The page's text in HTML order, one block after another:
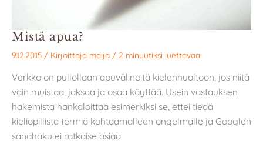
Mistä apua?
9.12.2015 / Kirjoittaja maija / 2 minuutiksi luettavaa
Verkko on pullollaan apuvälineitä kielenhuoltoon, jos niitä
vain muistaa, jaksaa ja osaa käyttää. Usein vastauksen
hakemista hankaloittaa esimerkiksi se, ettei tiedä
kieliopillista termiä kohtaamalleen ongelmalle ja Googlen
sanahaku ei ratkaise asiaa.